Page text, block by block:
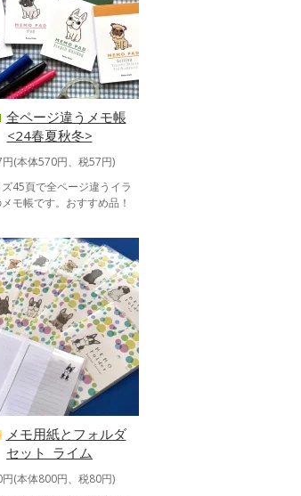
全ページ違うメモ帳
<24春夏秋冬>
円(本体570円、税57円)
45頁で全ページ違うイラ
モ帳です。おすすめ品！
メモ用紙とフォルダ
セット_ライム
円(本体800円、税80円)